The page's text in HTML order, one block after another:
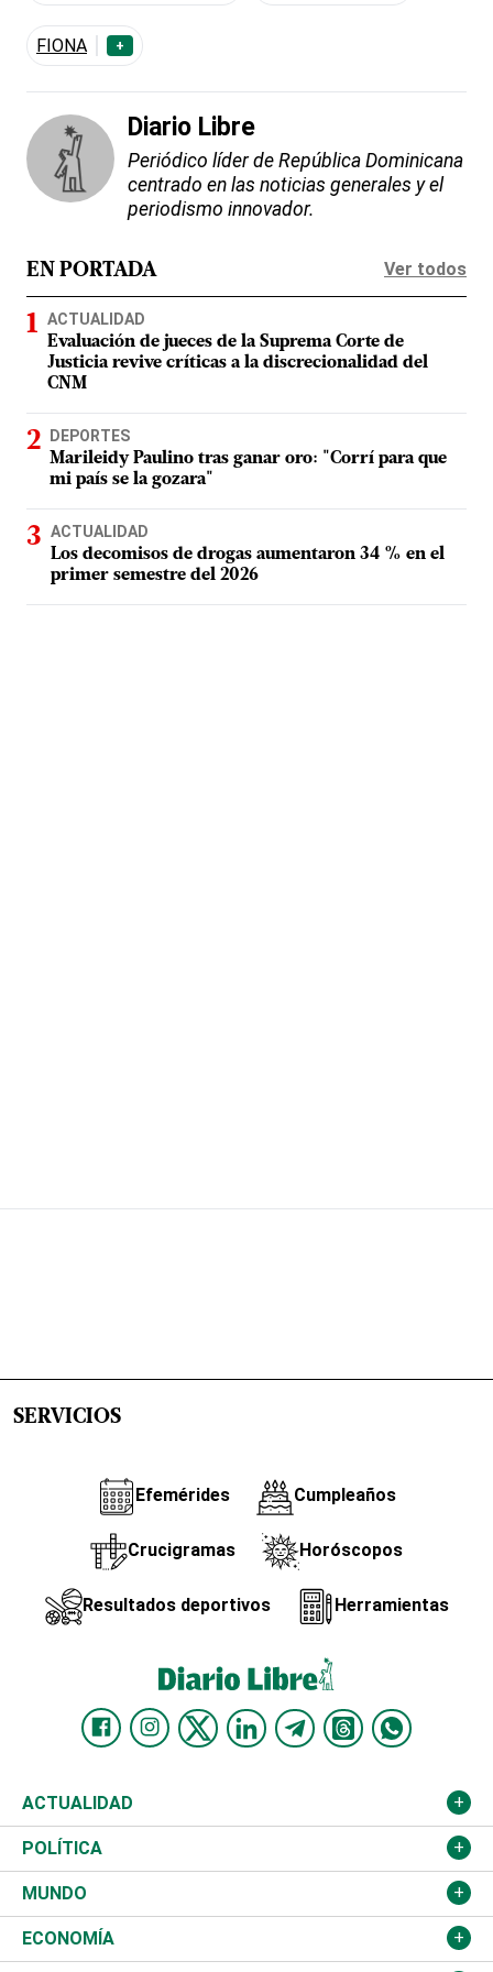
FIONA +
Diario Libre
Periódico líder de República Dominicana
centrado en las noticias generales y el
periodismo innovador.
EN PORTADA Ver todos
ACTUALIDAD
Evaluación de jueces de la Suprema Corte de
Justicia revive críticas a la discrecionalidad del
CNM
DEPORTES
Marileidy Paulino tras ganar oro: "Corrí para que
mi país se la gozara"
ACTUALIDAD
Los decomisos de drogas aumentaron 34 % en el
primer semestre del 2026
SERVICIOS
Efemérides Cumpleaños
Crucigramas Horóscopos
Resultados deportivos Herramientas
ACTUALIDAD
Nacional
Ciudad
Educación
POLÍTICA
Partidos
JCE
MUNDO
Estados Unidos
ECONOMÍA